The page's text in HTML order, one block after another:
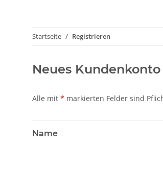
Startseite Registrieren
Neues
Alle mit * markierten Felder sind
Name